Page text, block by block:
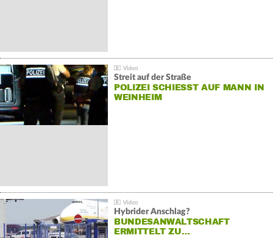
Streit auf der Straße
POLIZEI SCHIESST AUF MANN IN W
EINHEIM
Hybrider Anschlag?
BUNDESANWALTSCHAFT
ERMITTELT ZU…